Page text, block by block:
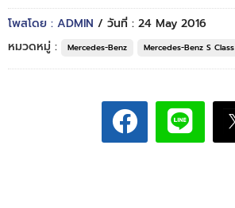
โพสโดย : ADMIN / วันที่ : 24 May 2016
หมวดหมู่ :
Mercedes-Benz Mercedes-Benz S Class